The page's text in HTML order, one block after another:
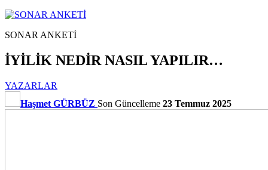
SONAR ANKETİ
İYİLİK NEDİR NASIL YAPILIR…
YAZARLAR
Haşmet GÜRBÜZ Son Güncelleme 23 Temmuz 2025